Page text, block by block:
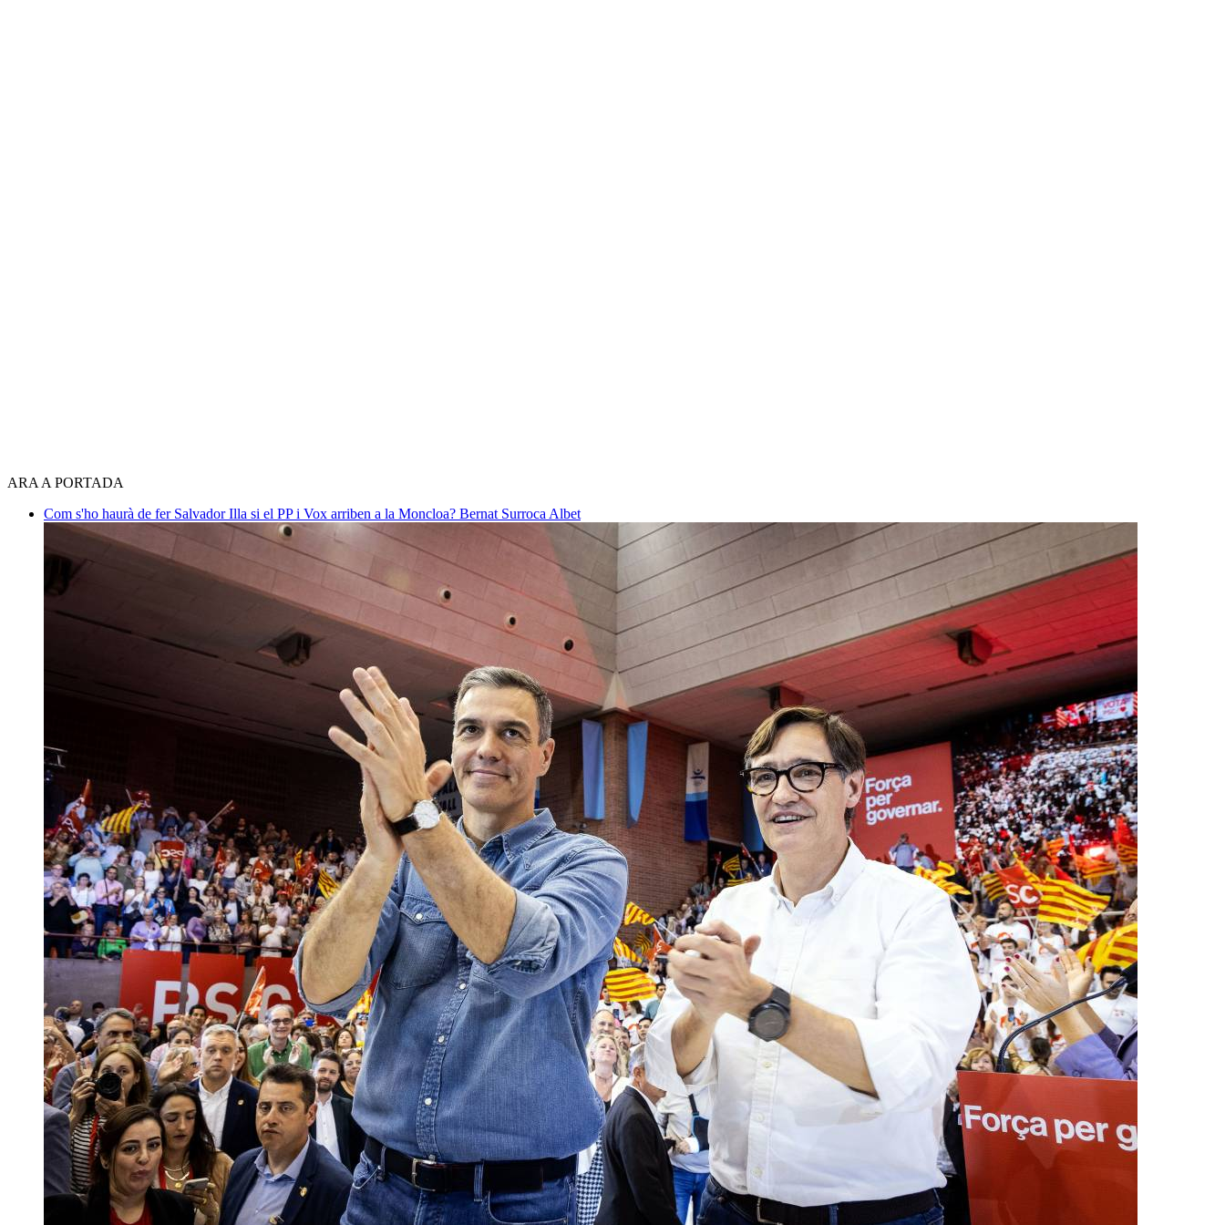
ARA A PORTADA
Com s'ho haurà de fer Salvador Illa si el PP i Vox arriben a la Moncloa? Bernat Surroca Albet